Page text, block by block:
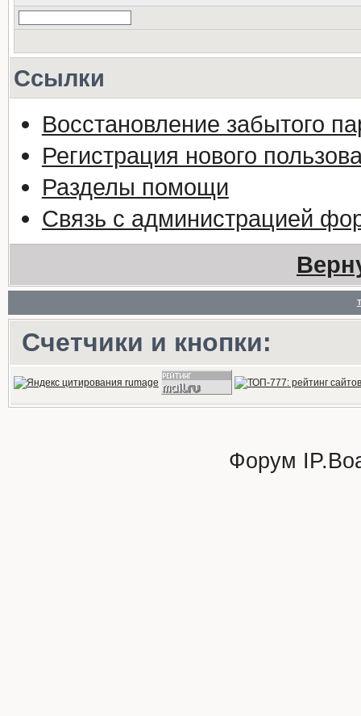
Ссылки
Восстановление забытого
Регистрация нового
Разделы помощи
Связь с администрацией
Счетчики и кнопки:
Форум